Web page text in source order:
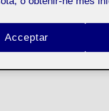
Acceptar